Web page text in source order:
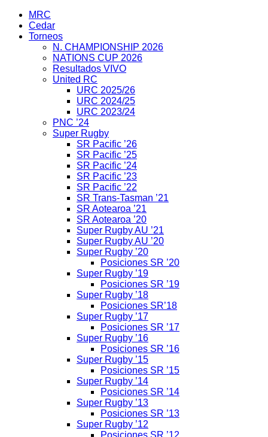
MRC
Cedar
Torneos
N. CHAMPIONSHIP 2026
NATIONS CUP 2026
Resultados VIVO
United RC
URC 2025/26
URC 2024/25
URC 2023/24
PNC ’24
Super Rugby
SR Pacific ’26
SR Pacific ’25
SR Pacific ’24
SR Pacific ’23
SR Pacific ’22
SR Trans-Tasman ’21
SR Aotearoa ’21
SR Aotearoa ’20
Super Rugby AU ’21
Super Rugby AU ’20
Super Rugby ’20
Posiciones SR ’20
Super Rugby ’19
Posiciones SR ’19
Super Rugby ’18
Posiciones SR’18
Super Rugby ’17
Posiciones SR ’17
Super Rugby ’16
Posiciones SR ’16
Super Rugby ’15
Posiciones SR ’15
Super Rugby ’14
Posiciones SR ’14
Super Rugby ’13
Posiciones SR ’13
Super Rugby ’12
Posiciones SR ’12